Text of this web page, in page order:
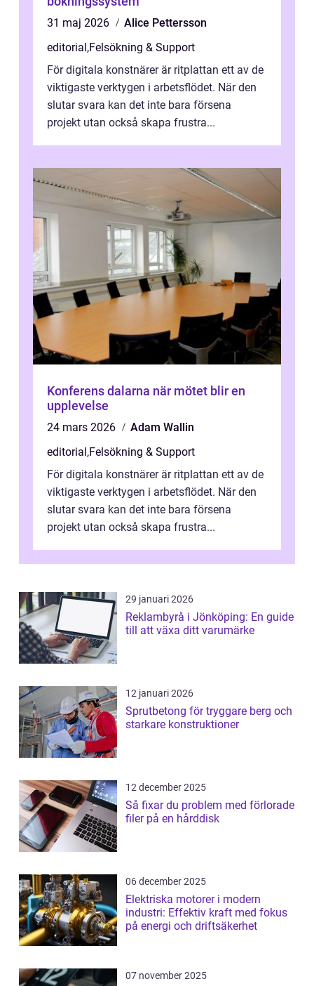
31 maj 2026
Alice Pettersson
editorial,Felsökning & Support
För digitala konstnärer är ritplattan ett av de
viktigaste verktygen i arbetsflödet. När den
slutar svara kan det inte bara försena
projekt utan också skapa frustra...
Konferens dalarna när mötet blir en
upplevelse
24 mars 2026
Adam Wallin
editorial,Felsökning & Support
För digitala konstnärer är ritplattan ett av de
viktigaste verktygen i arbetsflödet. När den
slutar svara kan det inte bara försena
projekt utan också skapa frustra...
29 januari 2026
Reklambyrå i Jönköping: En guide
till att växa ditt varumärke
12 januari 2026
Sprutbetong för tryggare berg och
starkare konstruktioner
12 december 2025
Så fixar du problem med förlorade
filer på en hårddisk
06 december 2025
Elektriska motorer i modern
industri: Effektiv kraft med fokus
på energi och driftsäkerhet
07 november 2025